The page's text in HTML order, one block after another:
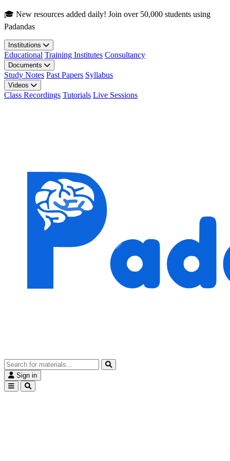
Skip to main content
🎓 New resources added daily! Join over 50,000 students using
Padandas
Institutions
Educational Training Institutes Consultancy
Documents
Study Notes Past Papers Syllabus
Videos
Class Recordings Tutorials Live Sessions
Sign in